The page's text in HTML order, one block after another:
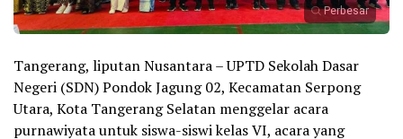
Perbesar
Tangerang, liputan Nusantara – UPTD Sekolah Dasar
Negeri (SDN) Pondok Jagung 02, Kecamatan Serpong
Utara, Kota Tangerang Selatan menggelar acara
purnawiyata untuk siswa-siswi kelas VI, acara yang